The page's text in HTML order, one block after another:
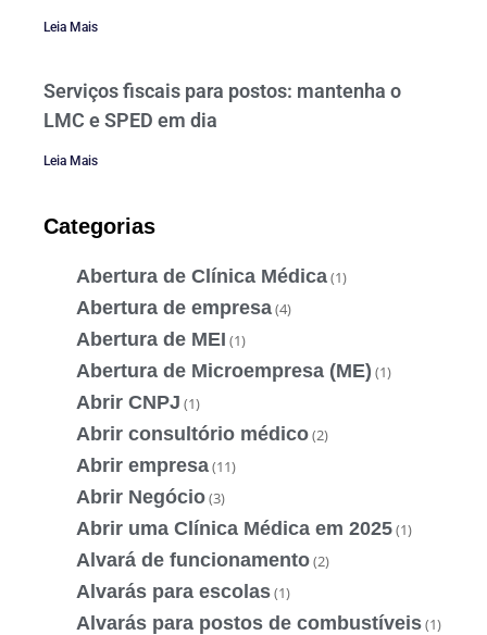
Leia Mais
Serviços fiscais para postos: mantenha o
LMC e SPED em dia
Leia Mais
Categorias
Abertura de Clínica Médica(1)
Abertura de empresa(4)
Abertura de MEI (1)
Abertura de Microempresa (ME) (1)
Abrir CNPJ (1)
Abrir consultório médico(2)
Abrir empresa(11)
Abrir Negócio(3)
Abrir uma Clínica Médica em 2025(1)
Alvará de funcionamento(2)
Alvarás para escolas(1)
Alvarás para postos de combustíveis(1)